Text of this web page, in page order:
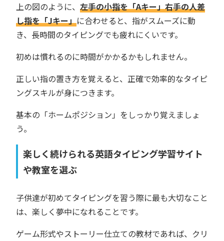
上の図のように、 左手の小指を「Aキー」右手の人差
し指を「Jキー」に合わせると、指がスムーズに動
き、長時間のタイピングでも疲れにくいです。
初めは慣れるのに時間がかかるかもしれません。
正しい指の置き方を覚えると、正確で効率的なタイピ
ングスキルが身につきます。
基本の「ホームポジション」をしっかり覚えましょ
う。
楽しく続けられる英語タイピング学習サイト
や教室を選ぶ
子供達が初めてタイピングを習う際に最も大切なこと
は、楽しく夢中になれることです。
ゲーム形式やストーリー仕立ての教材であれば、クリ